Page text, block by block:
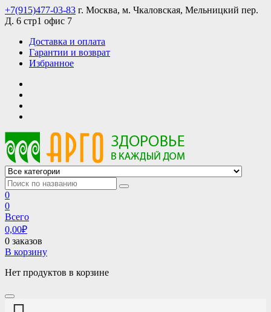
Skip
to
+7(915)477-03-83 г. Москва, м. Чкаловская, Мельницкий пер.
Д. 6 стр1 офис 7
Доставка и оплата
Гарантии и возврат
Избранное
АРГО интернет магазин, доставка в Москве и по всей России
АРГО каталог каталог продукции, официальные цены
0
0
Всего
0,00₽
0 заказов
В корзину
Нет продуктов в корзине